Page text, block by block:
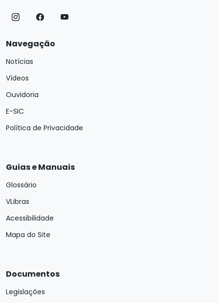
Navegação
Notícias
Vídeos
Ouvidoria
E-SIC
Política de Privacidade
Guias e Manuais
Glossário
VLibras
Acessibilidade
Mapa do Site
Documentos
Legislações